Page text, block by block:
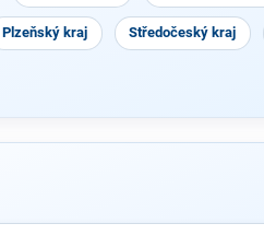
Plzeňský kraj Středočeský kraj